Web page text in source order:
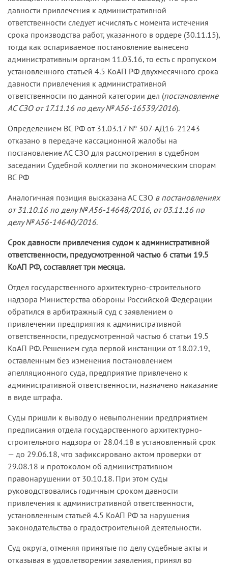
давности привлечения к административной
ответственности следует исчислять с момента истечения
срока производства работ, указанного в ордере (30.11.15),
тогда как оспариваемое постановление вынесено
административным органом 11.03.16, то есть с пропуском
установленного статьей 4.5 КоАП РФ двухмесячного срока
давности привлечения к административной
ответственности по данной категории дел (постановление
АС СЗО от 17.11.16 по делу № А56-16539/2016).
Определением ВС РФ от 31.03.17 № 307-АД16-21243
отказано в передаче кассационной жалобы на
постановление АС СЗО для рассмотрения в судебном
заседании Судебной коллегии по экономическим спорам
ВС РФ
Аналогичная позиция высказана АС СЗО в постановлениях
от 31.10.16 по делу № А56-14648/2016, от 03.11.16 по
делу № А56-14640/2016.
Срок давности привлечения судом к административной
ответственности, предусмотренной частью 6 статьи 19.5
КоАП РФ, составляет три месяца.
Отдел государственного архитектурно-строительного
надзора Министерства обороны Российской Федерации
обратился в арбитражный суд с заявлением о
привлечении предприятия к административной
ответственности, предусмотренной частью 6 статьи 19.5
КоАП РФ. Решением суда первой инстанции от 18.02.19,
оставленным без изменения постановлением
апелляционного суда, предприятие привлечено к
административной ответственности, назначено наказание
в виде штрафа.
Суды пришли к выводу о невыполнении предприятием
предписания отдела государственного архитектурно-
строительного надзора от 28.04.18 в установленный срок
— до 29.06.18, что зафиксировано актом проверки от
29.08.18 и протоколом об административном
правонарушении от 30.10.18. При этом суды
руководствовались годичным сроком давности
привлечения к административной ответственности,
установленным статьей 4.5 КоАП РФ за нарушения
законодательства о градостроительной деятельности.
Суд округа, отменяя принятые по делу судебные акты и
отказывая в удовлетворении заявления, принял во